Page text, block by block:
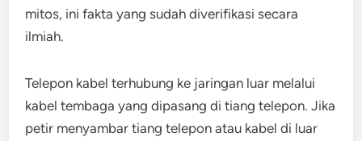
mitos, ini fakta yang sudah diverifikasi secara
ilmiah.
Telepon kabel terhubung ke jaringan luar melalui
kabel tembaga yang dipasang di tiang telepon. Jika
petir menyambar tiang telepon atau kabel di luar